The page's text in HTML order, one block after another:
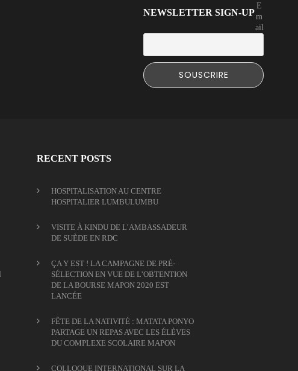
NEWSLETTER SIGN-UP
E
m
ail
RECENT POSTS
HOSPITALISATION AU CENTRE
HOSPITALIER LUMBULUMBU
VISITE À KINDU DE L’AMBASSADEUR
DE SUÈDE EN RDC
ÇA Y EST ! LA CAMPAGNE DE PRÉ-
SÉLECTION EN VUE DE L’OBTENTION
DE LA BOURSE MAPON 2020 EST
LANCÉE
FÊTE DE LA NATIVITÉ : MATATA PONYO
PARTAGE UN REPAS AVEC LES ÉLÈVES
DU COMPLEXE SCOLAIRE MAPON
COLLOQUE INTERNATIONAL SUR LA